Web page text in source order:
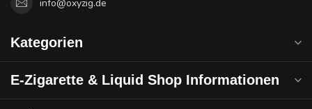
info@oxyzig.de
Kategorien
E-Zigarette & Liquid Shop Informationen